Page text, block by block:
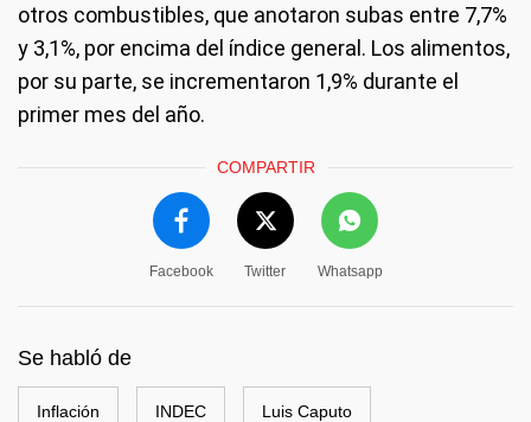
otros combustibles, que anotaron subas entre 7,7%
y 3,1%, por encima del índice general. Los alimentos,
por su parte, se incrementaron 1,9% durante el
primer mes del año.
COMPARTIR
Facebook Twitter Whatsapp
Se habló de
Inflación INDEC Luis Caputo